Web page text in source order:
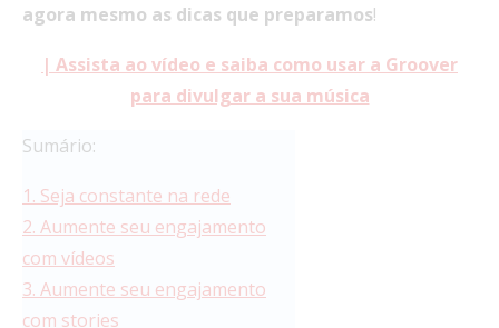
agora mesmo as dicas que preparamos!
| Assista ao vídeo e saiba como usar a Groover
para divulgar a sua música
Sumário:
1. Seja constante na rede
2. Aumente seu engajamento
com vídeos
3. Aumente seu engajamento
com stories